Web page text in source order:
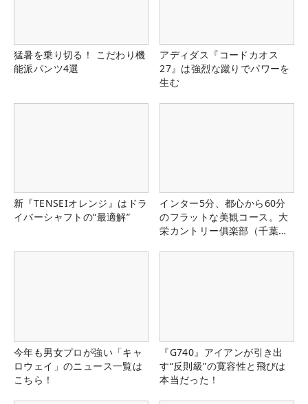
猛暑を乗り切る！ こだわり機
能派パンツ4選
アディダス『コードカオス
27』は強烈な蹴りでパワーを
生む
新『TENSEIオレンジ』はドラ
イバーシャフトの“最適解”
インター5分、都心から60分
のフラットな美観コース。大
栄カントリー俱楽部（千葉
今年も男女プロが強い「キャ
ロウェイ」のニュース一覧は
こちら！
『G740』アイアンが引き出
す“反則級”の寛容性と飛びは
本当だった！